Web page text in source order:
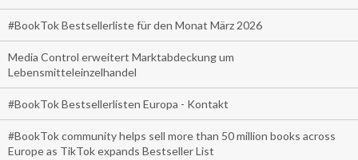
#BookTok Bestsellerliste für den Monat März 2026
Media Control erweitert Marktabdeckung um
Lebensmitteleinzelhandel
#BookTok Bestsellerlisten Europa - Kontakt
#BookTok community helps sell more than 50 million books across
Europe as TikTok expands Bestseller List